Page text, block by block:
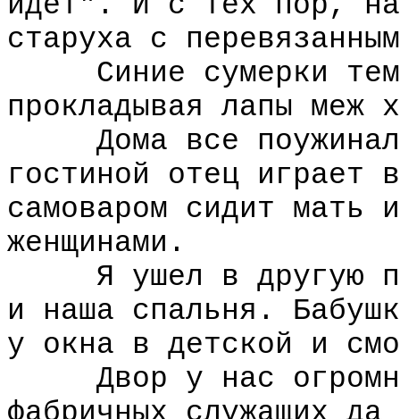
старуха с
Синие сумерки
прокладывая лапы меж
Дома все
гостиной отец играет
самоваром сидит мать
женщинами.
Я ушел в другую
и наша спальня.
у окна в детской и
Двор у нас